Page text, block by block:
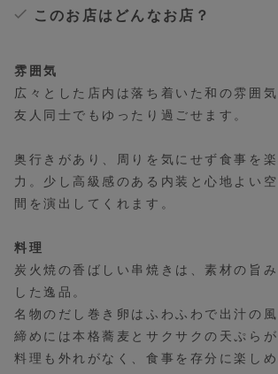
このお店はどんなお店？
雰囲気
広々とした店内は落ち着いた和の雰囲
友人同士でもゆったり過ごせます。
奥行きがあり、周りを気にせず食事を
力。少し高級感のある内装と心地よい
間を演出してくれます。
料理
炭火焼の香ばしい串焼きは、素材の旨
した逸品。
名物のだし巻き卵はふわふわで出汁の風
締めには本格蕎麦とサクサクの天ぷら
料理も外れがなく、食事を存分に楽しめ